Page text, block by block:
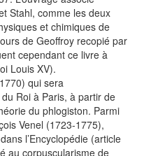
Stahl, comme les deux
et chimiques de
de Geoffroy recopié par
cependant ce livre à
Louis XV).
qui sera
Roi à Paris, à partir de
du phlogiston. Parmi
Venel (1723-1775),
l’Encyclopédie (article
au corpuscularisme de